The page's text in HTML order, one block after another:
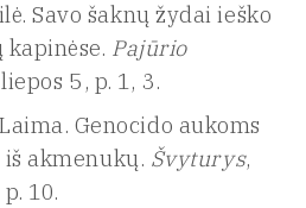
Savo šaknų žydai ieško
kapinėse. Pajūrio
5, p. 1, 3.
Genocido aukoms
akmenukų. Švyturys,
10.